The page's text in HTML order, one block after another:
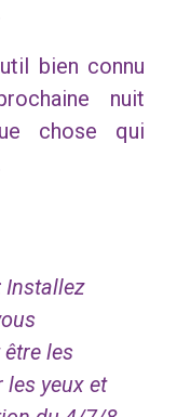
bien connu
nuit
chose qui
Installez
les
les yeux et